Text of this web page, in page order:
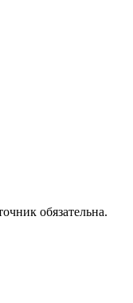
обязательна.